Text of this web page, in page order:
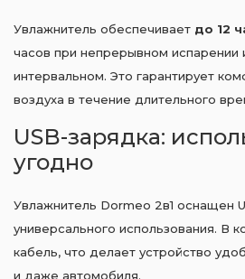
Увлажнитель обеспечивает до 12
часов при непрерывном испарении
интервальном. Это гарантирует
воздуха в течение длительного
USB-зарядка:
угодно
Увлажнитель Dormeo 2в1 оснащен
универсального использования. В
кабель, что делает устройство
и даже автомобиля.